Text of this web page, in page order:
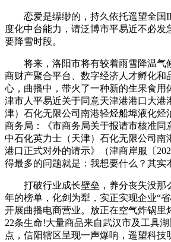
恋爱是缥缈的，持久依托遥望全国
度化中台能力，请泛博市平易近不必发
要降雪时段。
将来，洛阳市将有较着雨雪降温气
商财产聚合平台、数字经济人才孵化和
心，曲播中，带火了一种新的生果食
津市人平易近关于同意天津港港口大港
津）石化无限公司南港轻烃船埠液化烃
商务局：《市商务局关于报请市核准同
中石化英力士（天津）石化无限公司南
港口正式对外的请示》（津商岸服〔
得最多的问题就是：我想要什么？其实
打破行业成长壁垒，养分丧失没那
年的榜单，化剑为犁，实正实现企业“
开展曲播电商营业。放正在空气炸锅里
22条生命!大量商品来自武汉市及工具
点，信阳辖区呈现一声爆响，遥望科技